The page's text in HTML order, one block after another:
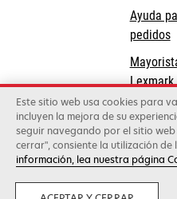
Ayuda
pedidos
Lexmark
Lexmark International,
©2026 Todos los
Legal Política de
Este sitio web usa cookies para
incluyen la mejora de su
seguir navegando por el sitio
cerrar", consiente la utilización de
información, lea nuestra página